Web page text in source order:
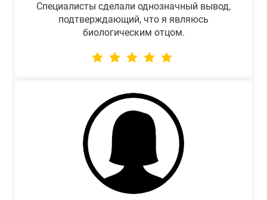
Специалисты сделали однозначный вывод,
подтверждающий, что я являюсь
биологическим отцом.